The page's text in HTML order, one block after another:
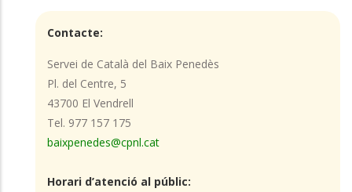
Contacte:
Servei de Català del Baix Penedès
Pl. del Centre, 5
43700 El Vendrell
Tel. 977 157 175
baixpenedes@cpnl.cat
Horari d’atenció al públic: